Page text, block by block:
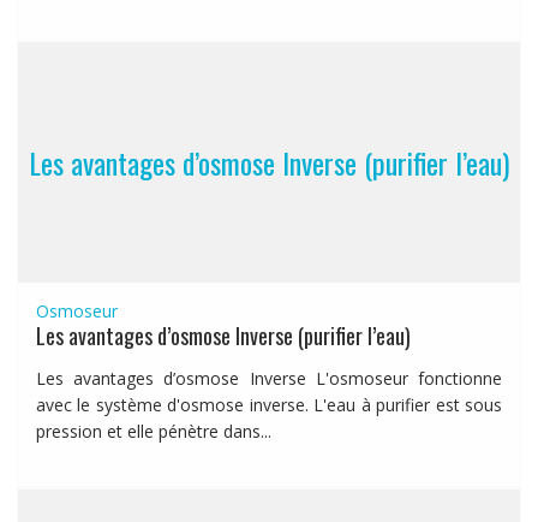
Les avantages d’osmose Inverse (purifier l’eau)
Osmoseur
Les avantages d’osmose Inverse (purifier l’eau)
Les avantages d’osmose Inverse L'osmoseur fonctionne
avec le système d'osmose inverse. L'eau à purifier est sous
pression et elle pénètre dans...